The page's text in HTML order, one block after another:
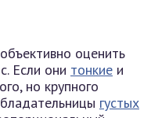
оценить
Если они тонкие и
но крупного
густых